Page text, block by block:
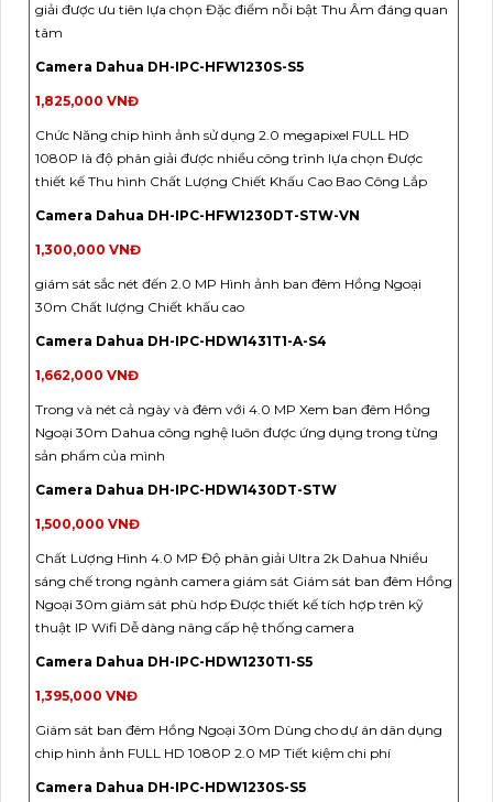
giải được ưu tiên lựa chọn Đặc điểm nỗi bật Thu Âm đáng quan
tâm
Camera Dahua DH-IPC-HFW1230S-S5
1,825,000 VNĐ
Chức Năng chip hình ảnh sử dụng 2.0 megapixel FULL HD
1080P là độ phân giải được nhiều công trình lựa chọn Được
thiết kế Thu hình Chất Lượng Chiết Khấu Cao Bao Công Lắp
Camera Dahua DH-IPC-HFW1230DT-STW-VN
1,300,000 VNĐ
giám sát sắc nét đến 2.0 MP Hình ảnh ban đêm Hồng Ngoại
30m Chất lượng Chiết khấu cao
Camera Dahua DH-IPC-HDW1431T1-A-S4
1,662,000 VNĐ
Trong và nét cả ngày và đêm với 4.0 MP Xem ban đêm Hồng
Ngoại 30m Dahua công nghệ luôn được ứng dụng trong từng
sản phẩm của mình
Camera Dahua DH-IPC-HDW1430DT-STW
1,500,000 VNĐ
Chất Lượng Hình 4.0 MP Độ phân giải Ultra 2k Dahua Nhiều
sáng chế trong ngành camera giám sát Giám sát ban đêm Hồng
Ngoại 30m giám sát phù hơp Được thiết kế tích hợp trên kỹ
thuật IP Wifi Dễ dàng nâng cấp hệ thống camera
Camera Dahua DH-IPC-HDW1230T1-S5
1,395,000 VNĐ
Giám sát ban đêm Hồng Ngoại 30m Dùng cho dự án dân dụng
chip hình ảnh FULL HD 1080P 2.0 MP Tiết kiệm chi phí
Camera Dahua DH-IPC-HDW1230S-S5